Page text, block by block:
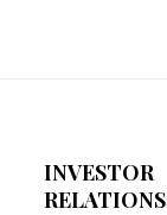
INVESTOR
RELATIONS